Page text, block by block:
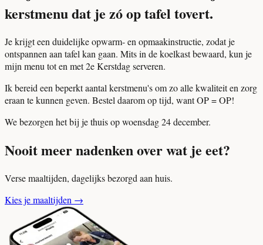
kerstmenu dat je zó op tafel tovert.
Je krijgt een duidelijke opwarm- en opmaakinstructie, zodat je
ontspannen aan tafel kan gaan. Mits in de koelkast bewaard, kun je
mijn menu tot en met 2e Kerstdag serveren.
Ik bereid een beperkt aantal kerstmenu's om zo alle kwaliteit en zorg
eraan te kunnen geven. Bestel daarom op tijd, want OP = OP!
We bezorgen het bij je thuis op woensdag 24 december.
Nooit meer nadenken over wat je eet?
Verse maaltijden, dagelijks bezorgd aan huis.
Kies je maaltijden →